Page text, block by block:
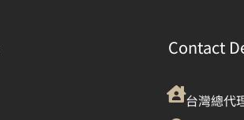
Contact
台灣總代